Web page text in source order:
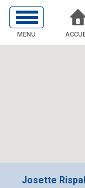
MENU
Josette